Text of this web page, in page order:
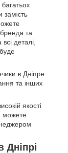
багатьох
замість
бренда та
деталі,
в Дніпре
та інших
якості
можете
Дніпрі